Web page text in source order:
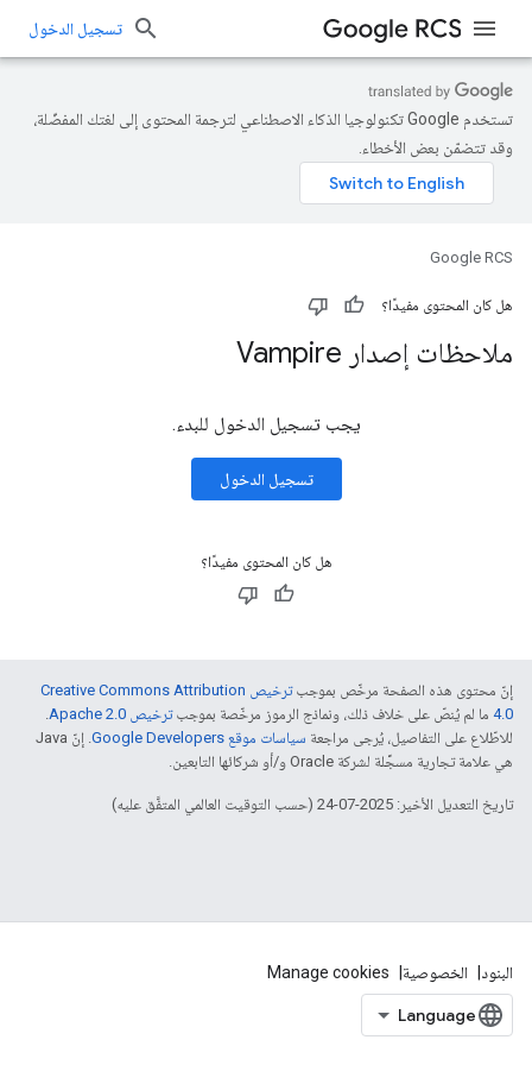
تسجيل الدخول
تستخدم Google تكنولوجيا الذكاء الاصطناعي لترجمة المحتوى إلى لغتك المفضّلة،
وقد تتضمّن بعض الأخطاء.
Google RCS
هل كان المحتوى مفيدًا؟
ملاحظات إصدار Vampire
يجب تسجيل الدخول للبدء.
تسجيل الدخول
هل كان المحتوى مفيدًا؟
إنّ محتوى هذه الصفحة مرخّص بموجب
ترخيص Creative Commons Attribution
4.0‏ ما لم يُنصّ على خلاف ذلك، ونماذج الرموز مرخّصة بموجبترخيص Apache 2.0‏
.
للاطّلاع على التفاصيل، يُرجى مراجعة سياسات موقع Google Developers‏
. إنّ Java
هي علامة تجارية مسجَّلة لشركة Oracle و/أو شركائها التابعين.
تاريخ التعديل الأخير: 2025-07-24 (حسب التوقيت العالمي المتفَّق عليه)
البنود الخصوصية Manage cookies